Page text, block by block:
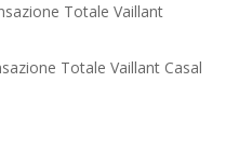
Totale Vaillant
Totale Vaillant Casal